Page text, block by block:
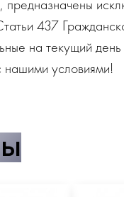
437
на текущий
нашими условиями!